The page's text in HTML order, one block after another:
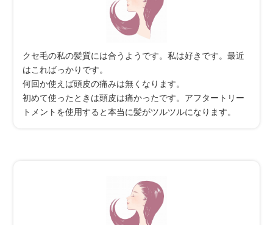
クセ毛の私の髪質には合うようです。私は好きです。最近
はこればっかりです。
何回か使えば頭皮の痛みは無くなります。
初めて使ったときは頭皮は痛かったです。アフタートリー
トメントを使用すると本当に髪がツルツルになります。